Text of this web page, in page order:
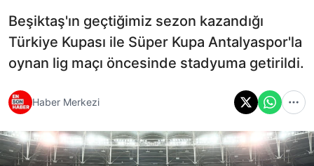
Beşiktaş'ın geçtiğimiz sezon kazandığı
Türkiye Kupası ile Süper Kupa Antalyaspor'la
oynan lig maçı öncesinde stadyuma getirildi.
Haber Merkezi